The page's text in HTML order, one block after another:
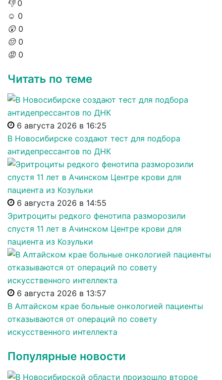
👎 0
☺️ 0
😲 0
😔 0
😡 0
Читать по теме
6 августа 2026 в 16:25
В Новосибирске создают тест для подбора
антидепрессантов по ДНК
6 августа 2026 в 14:55
Эритроциты редкого фенотипа разморозили
спустя 11 лет в Ачинском Центре крови для
пациента из Козульки
6 августа 2026 в 13:57
В Алтайском крае больные онкологией пациенты
отказываются от операций по совету
искусственного интеллекта
Популярные новости